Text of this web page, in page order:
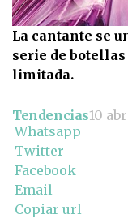
La cantante se
serie de
limitada.
Tendencias10
Whatsapp
Twitter
Facebook
Email
Copiar url